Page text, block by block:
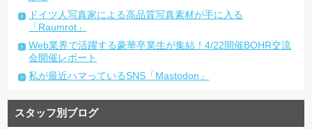
ドイツ人写真家による高品質写真素材が手に入る
「Raumrot」
Web業界で活躍する豪華卒業生が集結！4/22開催BOHR交流
会開催レポート
私が最近ハマっているSNS「Mastodon」
スタッフ別ブログ